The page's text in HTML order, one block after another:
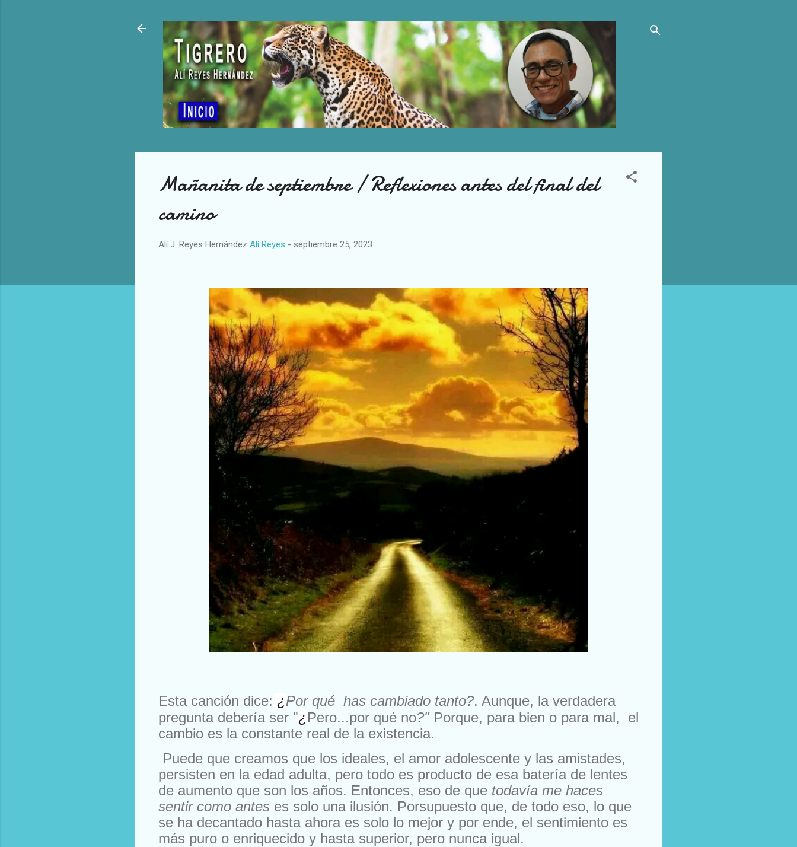
Mañanita de septiembre / Reflexiones antes del final del
camino
Alí J. Reyes Hernández Alí Reyes - septiembre 25, 2023
Esta canción dice: ¿Por qué has cambiado tanto?. Aunque, la verdadera
pregunta debería ser "¿ Pero...por qué no?"Porque, para bien o para mal, el
cambio es la constante real de la existencia.
Puede que creamos que los ideales, el amor adolescente y las amistades,
persisten en la edad adulta, pero todo es producto de esa batería de lentes
de aumento que son los años. Entonces, eso de que todavía me haces
sentir como antes es solo una ilusión. Porsupuesto que, de todo eso, lo que
se ha decantado hasta ahora es solo lo mejor y por ende, el sentimiento es
más puro o enriquecido y hasta superior, pero nunca igual.